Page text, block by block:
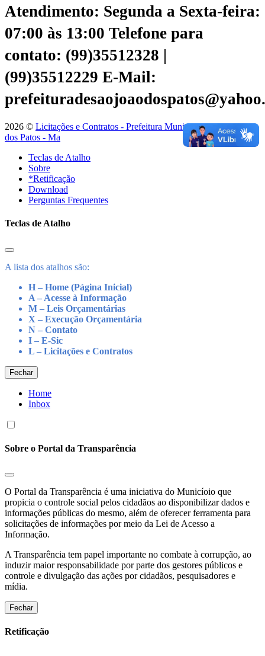
Atendimento: Segunda a Sexta-feira:
07:00 às 13:00 Telefone para
contato: (99)35512328 |
(99)35512229 E-Mail:
2026 © Licitações e Contratos - Prefeitura Municipal de São João
dos Patos - Ma
Teclas de Atalho
Sobre
*Retificação
Download
Perguntas Frequentes
Teclas de Atalho
A lista dos atalhos são:
H – Home (Página Inicial)
A – Acesse à Informação
M – Leis Orçamentárias
X – Execução Orçamentária
N – Contato
I – E-Sic
L – Licitações e Contratos
Fechar
Home
Inbox
Sobre o Portal da Transparência
O Portal da Transparência é uma iniciativa do Municíoio que
propicia o controle social pelos cidadãos ao disponibilizar dados e
informações públicas do mesmo, além de oferecer ferramenta para
solicitações de informações por meio da Lei de Acesso a
Informação.
A Transparência tem papel importante no combate à corrupção, ao
induzir maior responsabilidade por parte dos gestores públicos e
controle e divulgação das ações por cidadãos, pesquisadores e
mídia.
Fechar
Retificação